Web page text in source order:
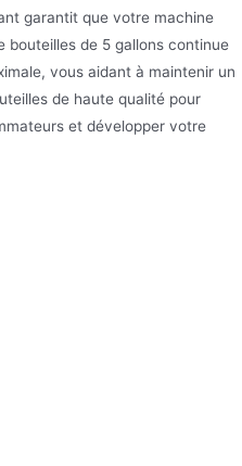
garantit que votre machine
bouteilles de 5 gallons continue
vous aidant à maintenir un
de haute qualité pour
et développer votre